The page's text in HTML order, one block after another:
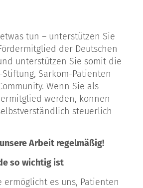
tun – unterstützen Sie
der Deutschen
unterstützen Sie somit die
Stiftung, Sarkom-Patienten
Wenn Sie als
werden, können
steuerlich
Arbeit regelmäßig!
so wichtig ist
ermöglicht es uns, Patienten